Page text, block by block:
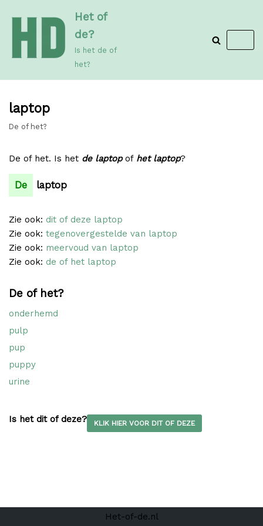
de
inhoud
Het of
de?
Is het de of
het?
laptop
De of het?
De of het. Is het de laptopof het laptop?
De laptop
Zie ook: dit of deze laptop
Zie ook: tegenovergestelde van laptop
Zie ook: meervoud van laptop
Zie ook: de of het laptop
De of het?
onderhemd
pulp
pup
puppy
urine
Is het dit of deze? KLIK HIER VOOR DIT OF DEZE
Het-of-de.nl